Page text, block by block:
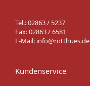
Tel.: 02863 / 5237
Fax: 02863 / 6581
E-Mail: info@rotthues.de
Kundenservice